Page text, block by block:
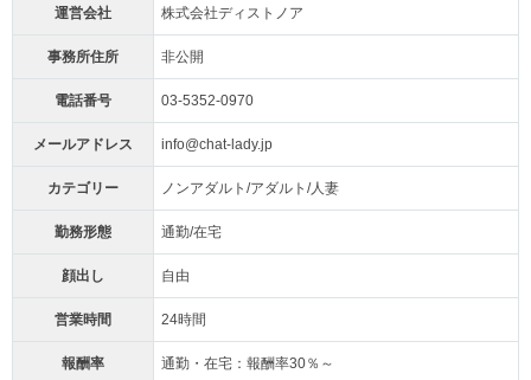
運営会社 株式会社ディストノア
事務所住所 非公開
電話番号 03-5352-0970
メールアドレス info@chat-lady.jp
カテゴリー ノンアダルト/アダルト/人妻
勤務形態 通勤/在宅
顔出し 自由
営業時間 24時間
報酬率 通勤・在宅：報酬率30％～